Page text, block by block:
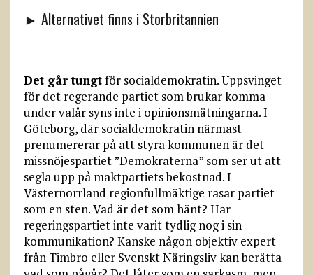
► Alternativet finns i Storbritannien
Det går tungtför socialdemokratin. Uppsvinget
för det regerande partiet som brukar komma
under valår syns inte i opinionsmätningarna. I
Göteborg, där socialdemokratin närmast
prenumererar på att styra kommunen är det
missnöjespartiet ”Demokraterna” som ser ut att
segla upp på maktpartiets bekostnad. I
Västernorrland regionfullmäktige rasar partiet
som en sten. Vad är det som hänt? Har
regeringspartiet inte varit tydlig nog i sin
kommunikation? Kanske någon objektiv expert
från Timbro eller Svenskt Näringsliv kan berätta